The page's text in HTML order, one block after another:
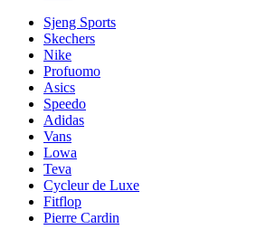
Sjeng Sports
Skechers
Nike
Profuomo
Asics
Speedo
Adidas
Vans
Lowa
Teva
Cycleur de Luxe
Fitflop
Pierre Cardin